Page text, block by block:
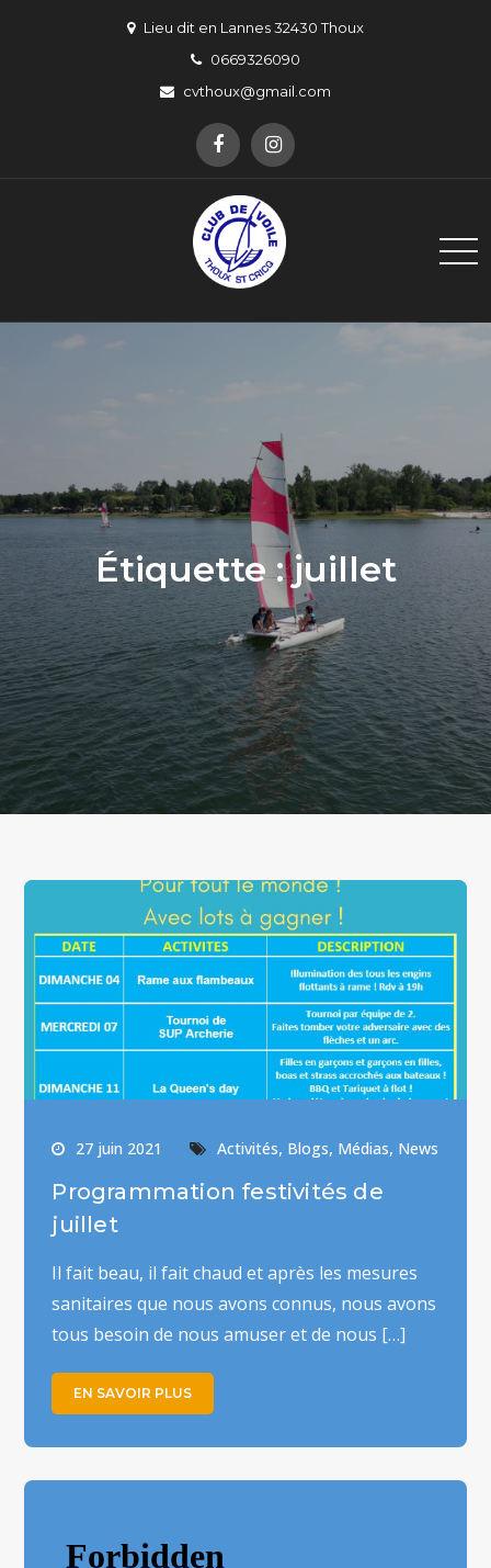
Lieu dit en Lannes 32430 Thoux
0669326090
cvthoux@gmail.com
Club de Voile de Thoux Saint-
Un pour Thoux, Thoux pour un !
Étiquette :juillet
27 juin 2021 Activités, Blogs, Médias, News
Programmation festivités de
juillet
Il fait beau, il fait chaud et après les mesures
sanitaires que nous avons connus, nous avons
tous besoin de nous amuser et de nous […]
EN SAVOIR PLUS